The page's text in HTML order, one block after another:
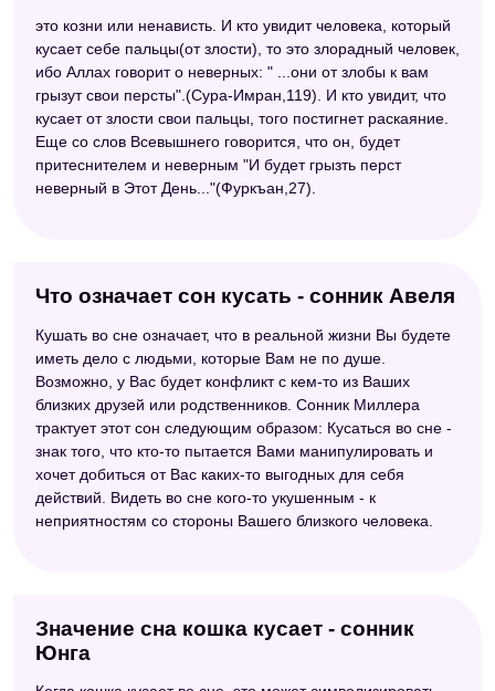
это козни или ненависть. И кто увидит человека, который
кусает себе пальцы(от злости), то это злорадный человек,
ибо Аллах говорит о неверных: " ...они от злобы к вам
грызут свои персты".(Сура-Имран,119). И кто увидит, что
кусает от злости свои пальцы, того постигнет раскаяние.
Еще со слов Всевышнего говорится, что он, будет
притеснителем и неверным "И будет грызть перст
неверный в Этот День..."(Фуркъан,27).
Что означает сон кусать - сонник Авеля
Кушать во сне означает, что в реальной жизни Вы будете
иметь дело с людьми, которые Вам не по душе.
Возможно, у Вас будет конфликт с кем-то из Ваших
близких друзей или родственников. Сонник Миллера
трактует этот сон следующим образом: Кусаться во сне -
знак того, что кто-то пытается Вами манипулировать и
хочет добиться от Вас каких-то выгодных для себя
действий. Видеть во сне кого-то укушенным - к
неприятностям со стороны Вашего близкого человека.
Значение сна кошка кусает - сонник
Юнга